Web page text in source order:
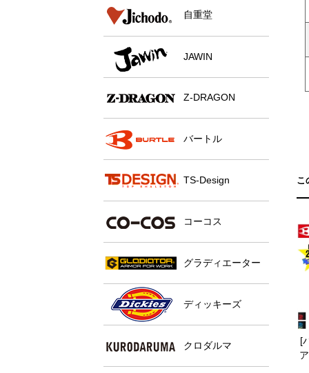
自重堂
JAWIN
Z-DRAGON
バートル
TS-Design
コーコス
グラディエーター
ディッキーズ
クロダルマ
こ
[